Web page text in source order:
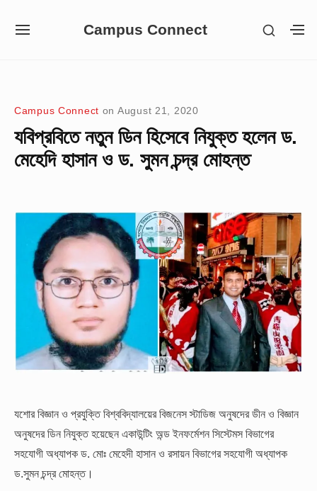
Campus Connect
SITE
SHOW
Campus Connect on August 21, 2020
যবিপ্রবিতে নতুন ডিন হিসেবে নিযুক্ত হলেন ড.
মেহেদি হাসান ও ড. সুমন চন্দ্র মোহন্ত
যশোর বিজ্ঞান ও প্রযুক্তি বিশ্ববিদ্যালয়ের বিজনেস স্টাডিজ অনুষদের ডীন ও বিজ্ঞান
অনুষদের ডিন নিযুক্ত হয়েছেন একাউন্টিং অন্ড ইনফর্মেশন সিস্টেমস বিভাগের
সহযোগী অধ্যাপক ড. মোঃ মেহেদী হাসান ও রসায়ন বিভাগের সহযোগী অধ্যাপক
ড.সুমন চন্দ্র মোহন্ত।